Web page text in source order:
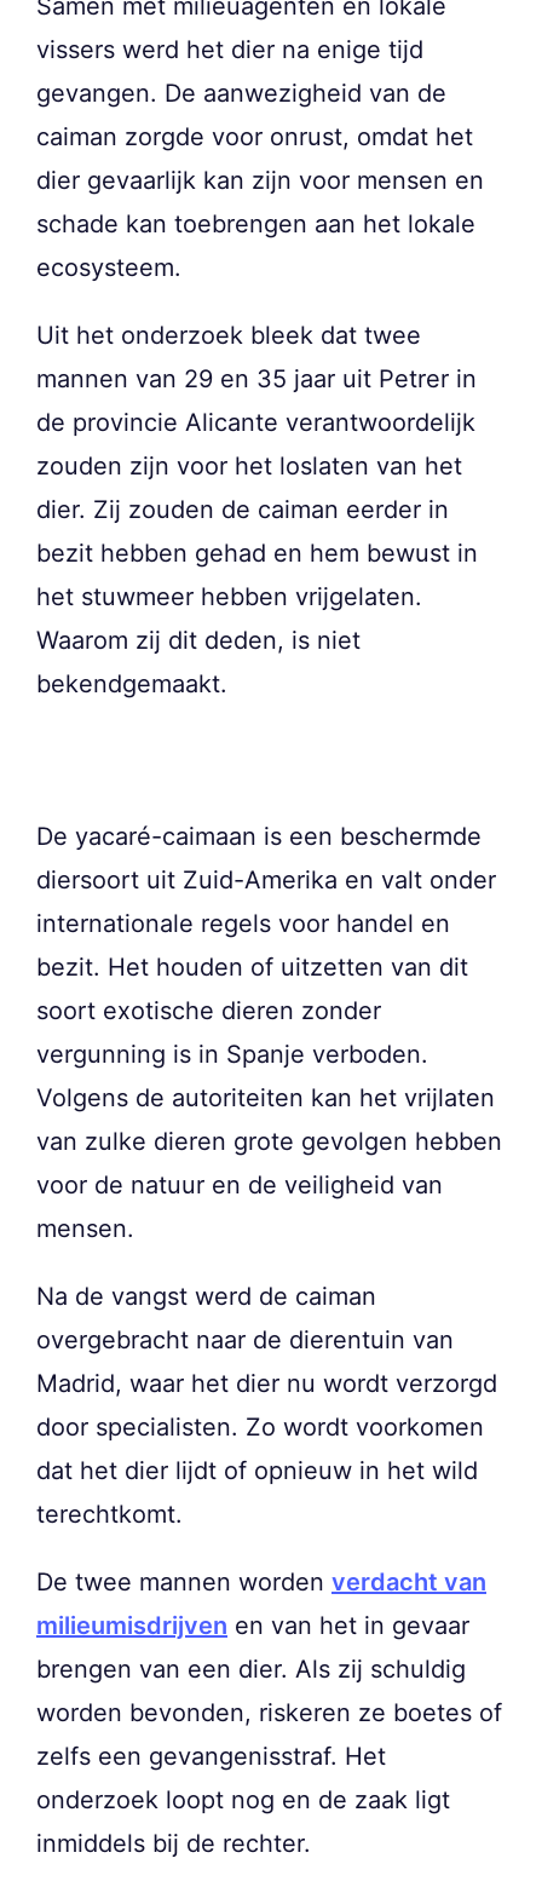
Samen met milieuagenten en lokale
vissers werd het dier na enige tijd
gevangen. De aanwezigheid van de
caiman zorgde voor onrust, omdat het
dier gevaarlijk kan zijn voor mensen en
schade kan toebrengen aan het lokale
ecosysteem.
Uit het onderzoek bleek dat twee
mannen van 29 en 35 jaar uit Petrer in
de provincie Alicante verantwoordelijk
zouden zijn voor het loslaten van het
dier. Zij zouden de caiman eerder in
bezit hebben gehad en hem bewust in
het stuwmeer hebben vrijgelaten.
Waarom zij dit deden, is niet
bekendgemaakt.
De yacaré-caimaan is een beschermde
diersoort uit Zuid-Amerika en valt onder
internationale regels voor handel en
bezit. Het houden of uitzetten van dit
soort exotische dieren zonder
vergunning is in Spanje verboden.
Volgens de autoriteiten kan het vrijlaten
van zulke dieren grote gevolgen hebben
voor de natuur en de veiligheid van
mensen.
Na de vangst werd de caiman
overgebracht naar de dierentuin van
Madrid, waar het dier nu wordt verzorgd
door specialisten. Zo wordt voorkomen
dat het dier lijdt of opnieuw in het wild
terechtkomt.
De twee mannen worden verdacht van
milieumisdrijven en van het in gevaar
brengen van een dier. Als zij schuldig
worden bevonden, riskeren ze boetes of
zelfs een gevangenisstraf. Het
onderzoek loopt nog en de zaak ligt
inmiddels bij de rechter.